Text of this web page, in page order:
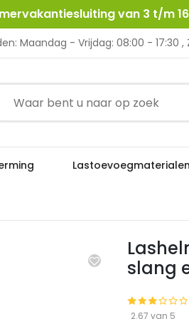
van 3 t/m
Maandag - Vrijdag: 08:00 - 17:30
Lastoevoegmaterialen
Lashelm Speedglas
slang
2.67 van 5